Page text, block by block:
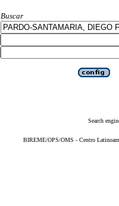
Buscar
Search
BIREME/OPS/OMS - Centro